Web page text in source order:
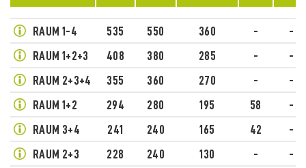
RAUM 1-4 535 550 360 -
-
RAUM 1+2+3
408 380 285 -
-
RAUM 2+3+4
355 360 270 -
-
RAUM 1+2
294 280 195 58
-
RAUM 3+4
241 240 165 42
-
RAUM 2+3
228 240 130 - -